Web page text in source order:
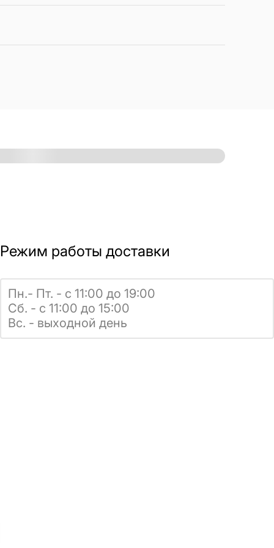
Режим работы доставки
Пн.- Пт. - с 11:00 до 19:00
Сб. - с 11:00 до 15:00
Вс. - выходной день